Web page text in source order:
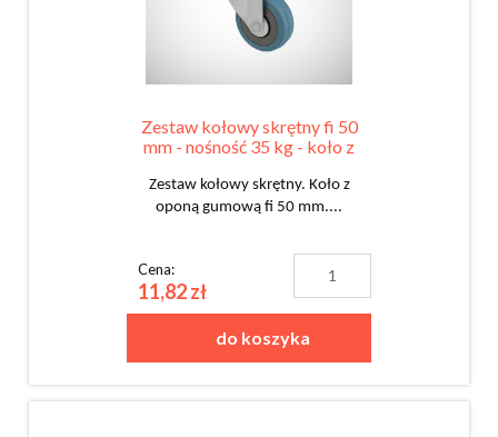
Zestaw kołowy skrętny fi 50
mm - nośność 35 kg - koło z
Zestaw kołowy skrętny. Koło z
oponą gumową fi 50 mm....
Cena:
11,82 zł
do koszyka